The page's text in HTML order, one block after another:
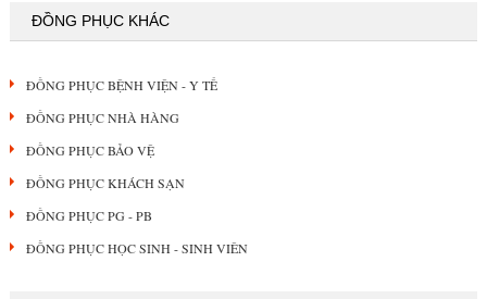
ĐỒNG PHỤC KHÁC
ĐỒNG PHỤC BỆNH VIỆN - Y TẾ
ĐỒNG PHỤC NHÀ HÀNG
ĐỒNG PHỤC BẢO VỆ
ĐỒNG PHỤC KHÁCH SẠN
ĐỒNG PHỤC PG - PB
ĐỒNG PHỤC HỌC SINH - SINH VIÊN